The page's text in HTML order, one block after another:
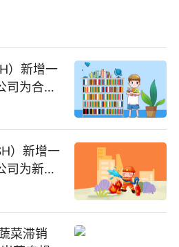
）新增一
司为合肥
）新增一
司为新绘
菜滞销